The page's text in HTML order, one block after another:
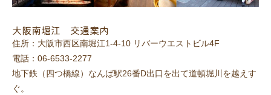
大阪南堀江 交通案内
住所：大阪市西区南堀江1-4-10 リバーウエストビル4F
電話：06-6533-2277
地下鉄（四つ橋線）なんば駅26番D出口を出て道頓堀川を越えす
ぐ。